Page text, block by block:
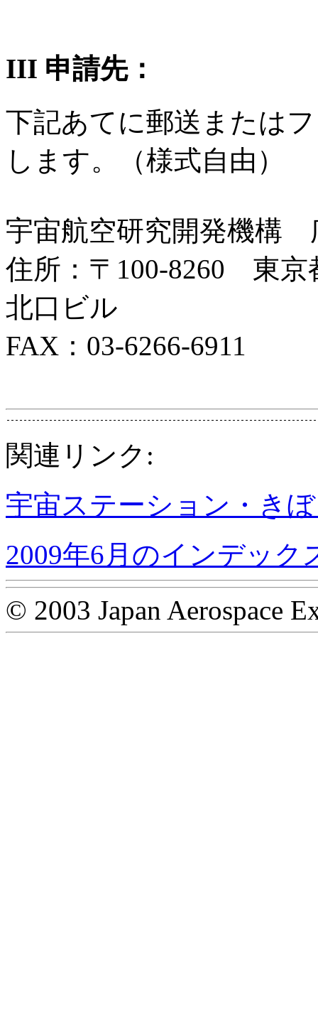
III 申請先：
下記あてに郵送または
します。（様式自由）
宇宙航空研究開発機構
住所：〒100-8260 東京
北口ビル
FAX：03-6266-6911
関連リンク:
宇宙ステーション・き
2009年6月のインデック
© 2003 Japan Aerospace